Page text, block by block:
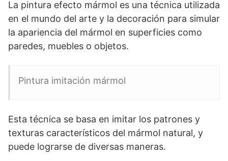
La pintura efecto mármol es una técnica utilizada
en el mundo del arte y la decoración para simular
la apariencia del mármol en superficies como
paredes, muebles o objetos.
Pintura imitación mármol
Esta técnica se basa en imitar los patrones y
texturas característicos del mármol natural, y
puede lograrse de diversas maneras.